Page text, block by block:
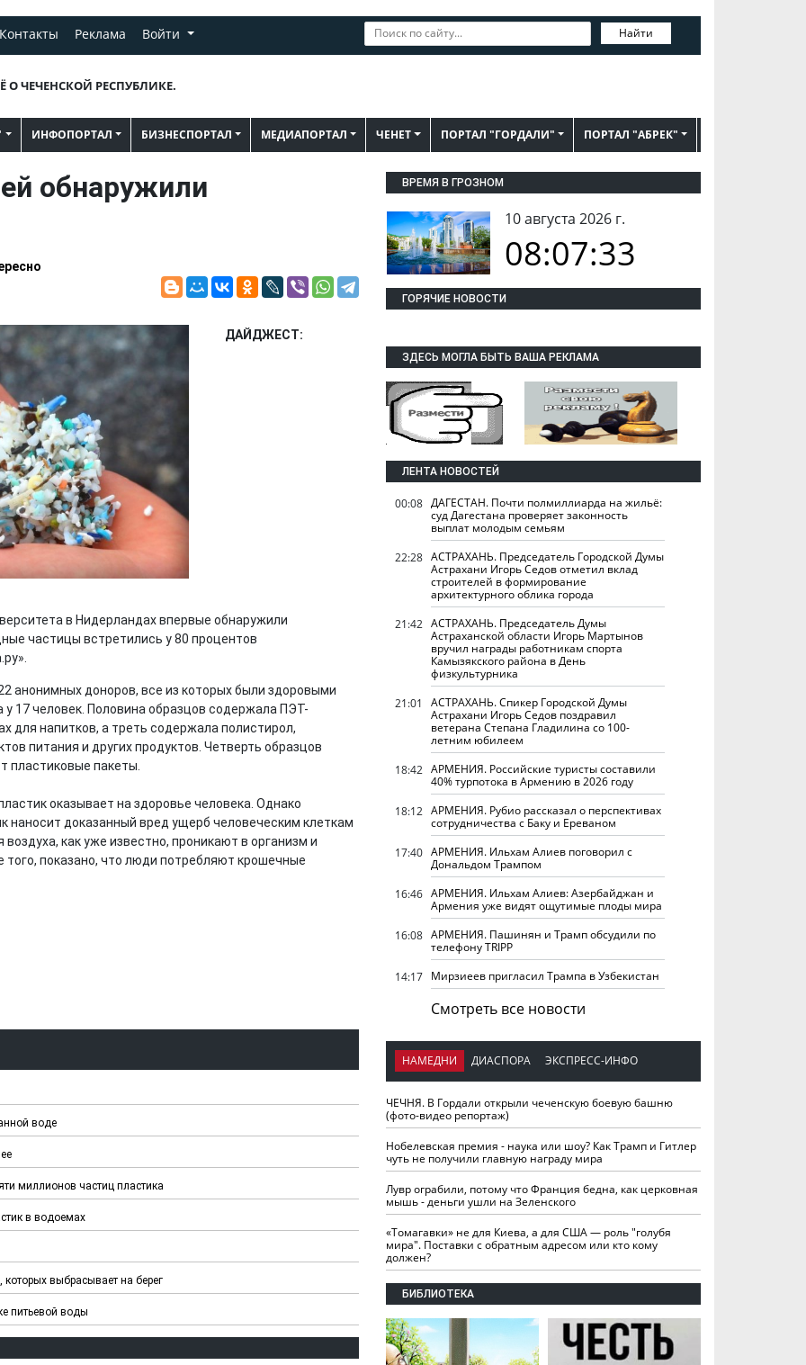
Контакты Реклама Войти Найти
О ЧЕЧЕНСКОЙ РЕСПУБЛИКЕ.
ИНФОПОРТАЛ БИЗНЕСПОРТАЛ МЕДИАПОРТАЛ ЧЕНЕТ ПОРТАЛ "ГОРДАЛИ" ПОРТАЛ "АБРЕК"
обнаружили
ДАЙДЖЕСТ:
в Нидерландах впервые обнаружили
частицы встретились у 80 процентов
анонимных доноров, все из которых были здоровыми
17 человек. Половина образцов содержала ПЭТ-
для напитков, а треть содержала полистирол,
питания и других продуктов. Четверть образцов
пластиковые пакеты.
оказывает на здоровье человека. Однако
наносит доказанный вред ущерб человеческим клеткам
как уже известно, проникают в организм и
показано, что люди потребляют крошечные
воде
миллионов частиц пластика
в водоемах
выбрасывает на берег
питьевой воды
ВРЕМЯ В ГРОЗНОМ
10 августа 2026 г.
08:07:34
ГОРЯЧИЕ НОВОСТИ
ЗДЕСЬ МОГЛА БЫТЬ ВАША РЕКЛАМА
ЛЕНТА НОВОСТЕЙ
00:08 ДАГЕСТАН. Почти полмиллиарда на жильё:
суд Дагестана проверяет законность
выплат молодым семьям
22:28 АСТРАХАНЬ. Председатель Городской Думы
Астрахани Игорь Седов отметил вклад
строителей в формирование
архитектурного облика города
21:42 АСТРАХАНЬ. Председатель Думы
Астраханской области Игорь Мартынов
вручил награды работникам спорта
Камызякского района в День
физкультурника
21:01
АСТРАХАНЬ. Спикер Городской Думы
Астрахани Игорь Седов поздравил
ветерана Степана Гладилина со 100-
летним юбилеем
18:42 АРМЕНИЯ. Российские туристы составили
40% турпотока в Армению в 2026 году
18:12 АРМЕНИЯ. Рубио рассказал о перспективах
сотрудничества с Баку и Ереваном
17:40 АРМЕНИЯ. Ильхам Алиев поговорил с
Дональдом Трампом
16:46 АРМЕНИЯ. Ильхам Алиев: Азербайджан и
Армения уже видят ощутимые плоды мира
16:08 АРМЕНИЯ. Пашинян и Трамп обсудили по
телефону TRIPP
14:17 Мирзиеев пригласил Трампа в Узбекистан
Смотреть все новости
НАМЕДНИ ДИАСПОРА ЭКСПРЕСС-ИНФО
ЧЕЧНЯ. В Гордали открыли чеченскую боевую башню
(фото-видео репортаж)
Нобелевская премия - наука или шоу? Как Трамп и Гитлер
чуть не получили главную награду мира
Лувр ограбили, потому что Франция бедна, как церковная
мышь - деньги ушли на Зеленского
«Томагавки» не для Киева, а для США — роль "голубя
мира". Поставки с обратным адресом или кто кому
должен?
БИБЛИОТЕКА